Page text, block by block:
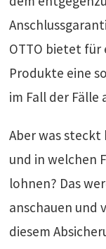
OTTO bietet
Produkte eine
im Fall der Fälle
Aber was
und in welchen
lohnen? Das
anschauen und
diesem